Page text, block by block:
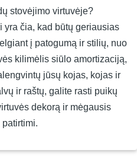
stovėjimo virtuvėje?
čia, kad būtų geriausias
į patogumą ir stilių, nuo
kilimėlis siūlo amortizaciją,
jūsų kojas, kojas ir
ir raštų, galite rasti puikų
dekorą ir mėgausis